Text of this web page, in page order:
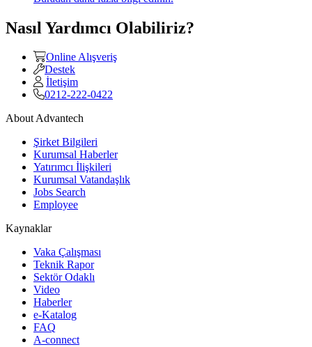
Nasıl Yardımcı Olabiliriz?
Online Alışveriş
Destek
İletişim
0212-222-0422
About Advantech
Şirket Bilgileri
Kurumsal Haberler
Yatırımcı İlişkileri
Kurumsal Vatandaşlık
Jobs Search
Employee
Kaynaklar
Vaka Çalışması
Teknik Rapor
Sektör Odaklı
Video
Haberler
e-Katalog
FAQ
A-connect